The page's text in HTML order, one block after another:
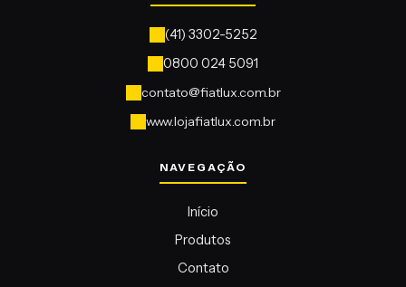
contato@fiatlux.com.br
www.lojafiatlux.com.br
Início
Produtos
Contato